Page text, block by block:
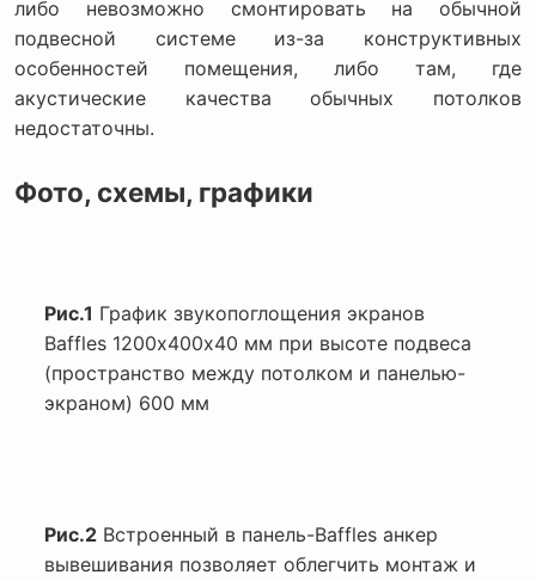
либо невозможно смонтировать на обычной
подвесной системе из-за конструктивных
особенностей помещения, либо там, где
акустические качества обычных потолков
недостаточны.
Фото, схемы, графики
Рис.1 График звукопоглощения экранов
Baffles 1200х400х40 мм при высоте подвеса
(пространство между потолком и панелью-
экраном) 600 мм
Рис.2 Встроенный в панель-Baffles анкер
вывешивания позволяет облегчить монтаж и